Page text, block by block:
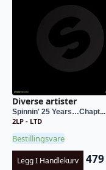
Diverse artister
Spinnin' 25 Years…Chapt...
2LP - LTD
Bestillingsvare
Legg I Handlekurv 479